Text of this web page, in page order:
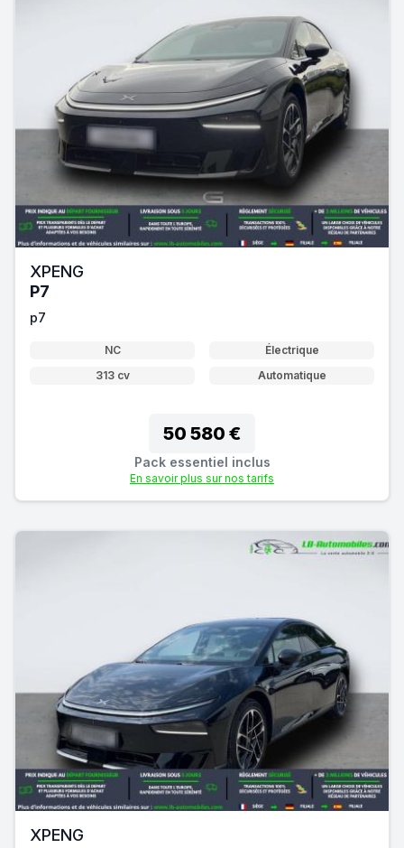
XPENG
P7
p7
NC
Électrique
313 cv
Automatique
50 580 €
Pack essentiel inclus
En savoir plus sur nos tarifs
XPENG